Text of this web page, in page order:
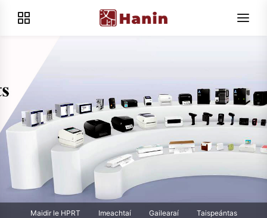
Maidir le HPRT Imeachtaí Gailearaí
Taispeántas